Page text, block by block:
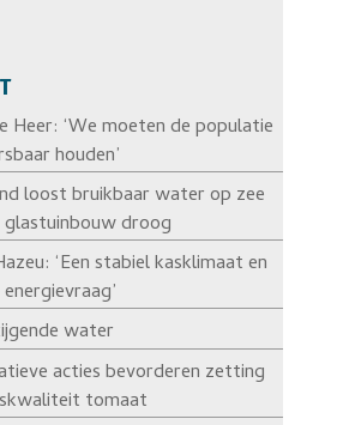
Heer: ‘We moeten de populatie
houden’
loost bruikbaar water op zee
droog
‘Een stabiel kasklimaat en
water
acties bevorderen zetting
tomaat